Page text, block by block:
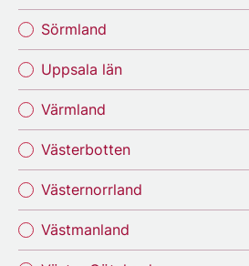
Sörmland
Uppsala län
Värmland
Västerbotten
Västernorrland
Västmanland